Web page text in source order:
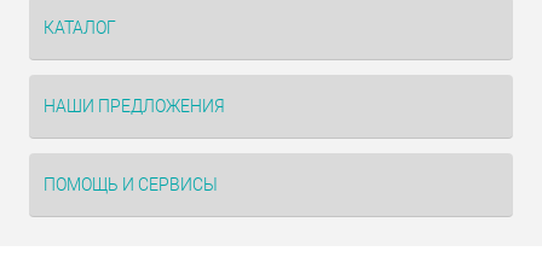
КАТАЛОГ
НАШИ ПРЕДЛОЖЕНИЯ
ПОМОЩЬ И СЕРВИСЫ